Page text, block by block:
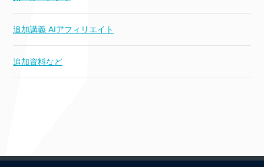
追加講義 AIアフィリエイト
追加資料など